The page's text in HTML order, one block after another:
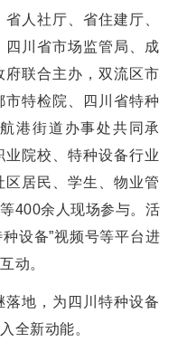
人社厅、省住建厅、
川省市场监管局、成
联合主办，双流区市
特检院、四川省特种
港街道办事处共同承
院校、特种设备行业
居民、学生、物业管
400余人现场参与。活
设备”视频号等平台进
动。
地，为四川特种设备
全新动能。